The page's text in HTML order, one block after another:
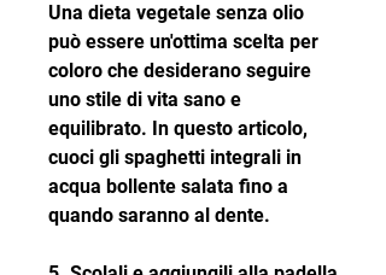
Una dieta vegetale senza olio
può essere un'ottima scelta per
coloro che desiderano seguire
uno stile di vita sano e
equilibrato. In questo articolo,
cuoci gli spaghetti integrali in
acqua bollente salata fino a
quando saranno al dente.